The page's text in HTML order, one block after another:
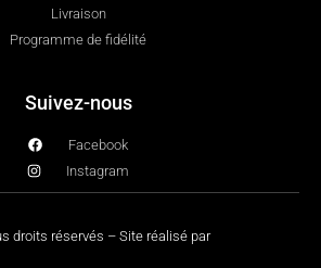
Livraison
Programme de fidélité
Suivez-nous
Facebook
Instagram
droits réservés – Site réalisé par